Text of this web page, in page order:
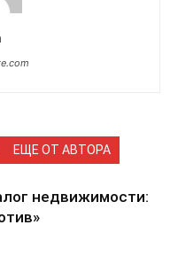
ЕЩЕ ОТ АВТОРА
недвижимости: